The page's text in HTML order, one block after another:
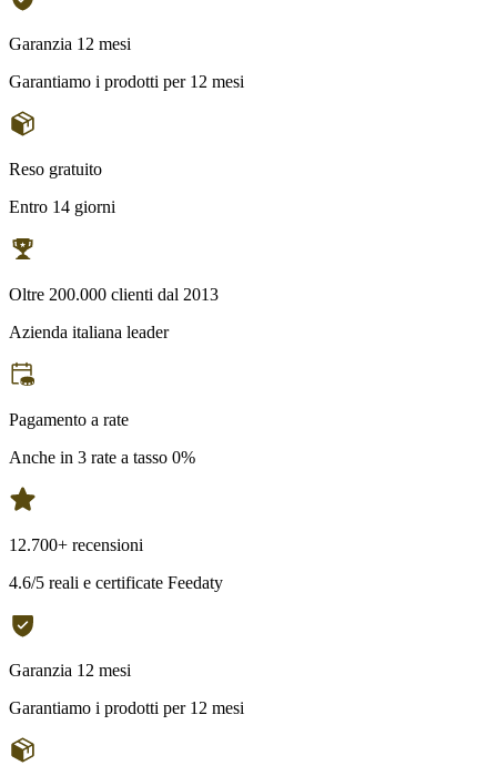
Garanzia 12 mesi
Garantiamo i prodotti per 12 mesi
Reso gratuito
Entro 14 giorni
Oltre 200.000 clienti dal 2013
Azienda italiana leader
Pagamento a rate
Anche in 3 rate a tasso 0%
12.700+ recensioni
4.6/5 reali e certificate Feedaty
Garanzia 12 mesi
Garantiamo i prodotti per 12 mesi